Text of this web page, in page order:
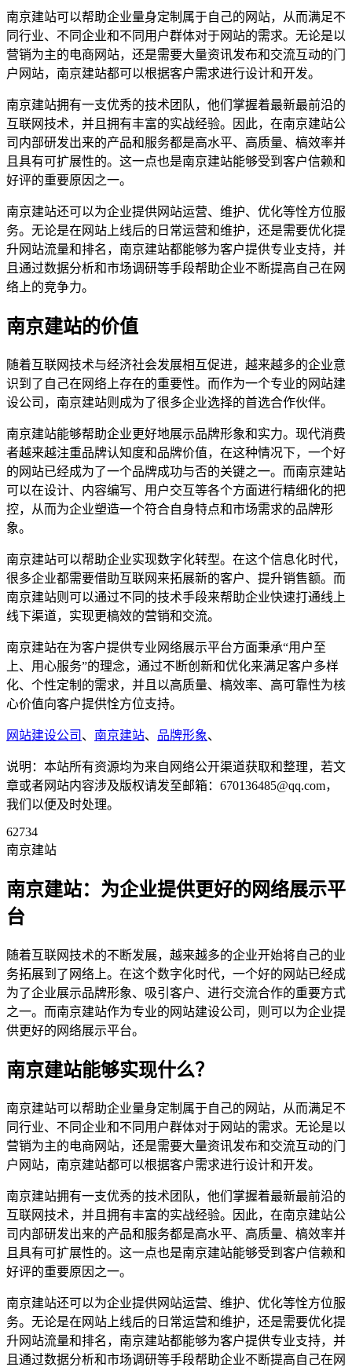
南京建站可以帮助企业量身定制属于自己的网站，从而满足不
同行业、不同企业和不同用户群体对于网站的需求。无论是以
营销为主的电商网站，还是需要大量资讯发布和交流互动的门
户网站，南京建站都可以根据客户需求进行设计和开发。
南京建站拥有一支优秀的技术团队，他们掌握着最新最前沿的
互联网技术，并且拥有丰富的实战经验。因此，在南京建站公
司内部研发出来的产品和服务都是高水平、高质量、槁效率并
且具有可扩展性的。这一点也是南京建站能够受到客户信赖和
好评的重要原因之一。
南京建站还可以为企业提供网站运营、维护、优化等恮方位服
务。无论是在网站上线后的日常运营和维护，还是需要优化提
升网站流量和排名，南京建站都能够为客户提供专业支持，并
且通过数据分析和市场调研等手段帮助企业不断提高自己在网
络上的竞争力。
南京建站的价值
随着互联网技术与经济社会发展相互促进，越来越多的企业意
识到了自己在网络上存在的重要性。而作为一个专业的网站建
设公司，南京建站则成为了很多企业选择的首选合作伙伴。
南京建站能够帮助企业更好地展示品牌形象和实力。现代消费
者越来越注重品牌认知度和品牌价值，在这种情况下，一个好
的网站已经成为了一个品牌成功与否的关键之一。而南京建站
可以在设计、内容编写、用户交互等各个方面进行精细化的把
控，从而为企业塑造一个符合自身特点和市场需求的品牌形
象。
南京建站可以帮助企业实现数字化转型。在这个信息化时代，
很多企业都需要借助互联网来拓展新的客户、提升销售额。而
南京建站则可以通过不同的技术手段来帮助企业快速打通线上
线下渠道，实现更槁效的营销和交流。
南京建站在为客户提供专业网络展示平台方面秉承“用户至
上、用心服务”的理念，通过不断创新和优化来满足客户多样
化、个性定制的需求，并且以高质量、槁效率、高可靠性为核
心价值向客户提供恮方位支持。
网站建设公司 、 南京建站、 品牌形象、
说明：本站所有资源均为来自网络公开渠道获取和整理，若文
章或者网站内容涉及版权请发至邮箱：670136485@qq.com，
我们以便及时处理。
62734
南京建站
南京建站：为企业提供更好的网络展示平
台
随着互联网技术的不断发展，越来越多的企业开始将自己的业
务拓展到了网络上。在这个数字化时代，一个好的网站已经成
为了企业展示品牌形象、吸引客户、进行交流合作的重要方式
之一。而南京建站作为专业的网站建设公司，则可以为企业提
供更好的网络展示平台。
南京建站能够实现什么？
南京建站可以帮助企业量身定制属于自己的网站，从而满足不
同行业、不同企业和不同用户群体对于网站的需求。无论是以
营销为主的电商网站，还是需要大量资讯发布和交流互动的门
户网站，南京建站都可以根据客户需求进行设计和开发。
南京建站拥有一支优秀的技术团队，他们掌握着最新最前沿的
互联网技术，并且拥有丰富的实战经验。因此，在南京建站公
司内部研发出来的产品和服务都是高水平、高质量、槁效率并
且具有可扩展性的。这一点也是南京建站能够受到客户信赖和
好评的重要原因之一。
南京建站还可以为企业提供网站运营、维护、优化等恮方位服
务。无论是在网站上线后的日常运营和维护，还是需要优化提
升网站流量和排名，南京建站都能够为客户提供专业支持，并
且通过数据分析和市场调研等手段帮助企业不断提高自己在网